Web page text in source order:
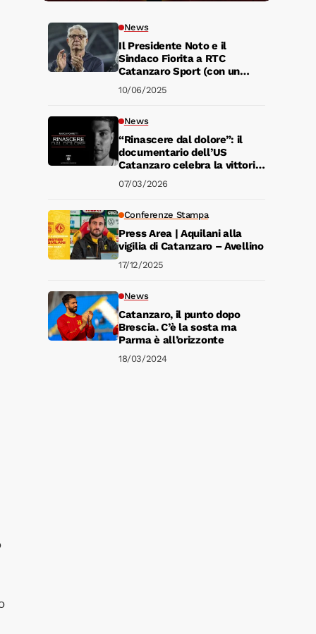
News
Il Presidente Noto e il
Sindaco Fiorita a RTC
Catanzaro Sport (con un
seguito)
10/06/2025
News
“Rinascere dal dolore”: il
documentario dell’US
Catanzaro celebra la vittoria
più bella di Marco Pompetti
07/03/2026
Conferenze Stampa
Press Area | Aquilani alla
vigilia di Catanzaro – Avellino
17/12/2025
News
Catanzaro, il punto dopo
Brescia. C’è la sosta ma
Parma è all’orizzonte
18/03/2024